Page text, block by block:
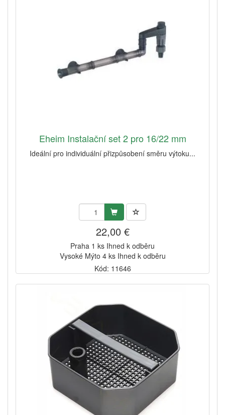
Eheim Instalační set 2 pro 16/22 mm
Ideální pro individuální přizpůsobení směru výtoku...
22,00 €
Praha 1 ks Ihned k odběru
Vysoké Mýto 4 ks Ihned k odběru
Kód: 11646